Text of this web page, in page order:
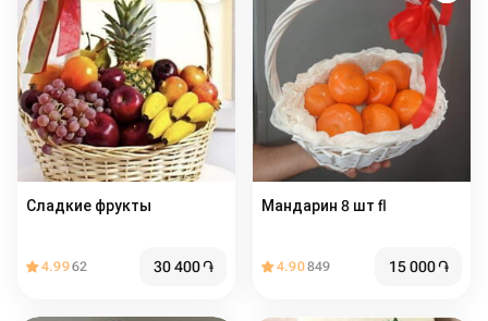
Сладкие фрукты
4.9962 30 400֏
Мандарин 8 шт fl
4.90849 15 000֏